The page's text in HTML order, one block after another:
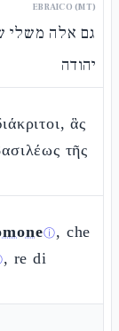
EBRAICO (MT)
גם אלה משלי
יהודה
ἃς
τῆς
ⓘ, che
, re di